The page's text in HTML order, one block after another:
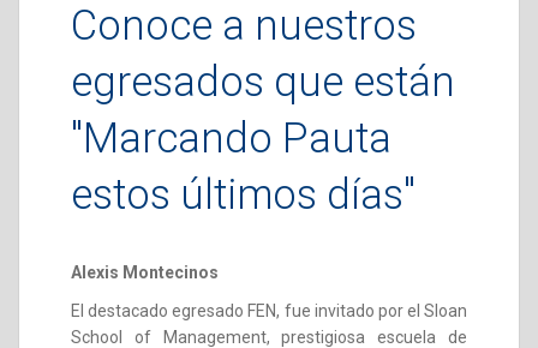
Conoce a nuestros
egresados que están
"Marcando Pauta
estos últimos días"
Alexis Montecinos
El destacado egresado FEN, fue invitado por el Sloan
School of Management, prestigiosa escuela de